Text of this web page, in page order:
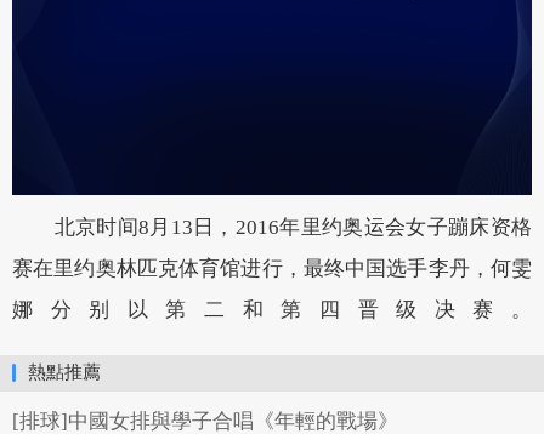
北京时间8月13日，2016年里约奥运会女子蹦床资格
赛在里约奥林匹克体育馆进行，最终中国选手李丹，何雯
娜分别以第二和第四晋级决赛。
熱點推薦
[排球]中國女排與學子合唱《年輕的戰場》